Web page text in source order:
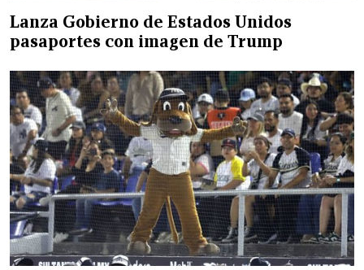
Lanza Gobierno de Estados Unidos
pasaportes con imagen de Trump